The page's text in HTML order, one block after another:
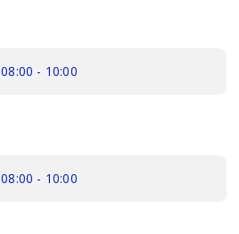
08:00 - 10:00
08:00 - 10:00